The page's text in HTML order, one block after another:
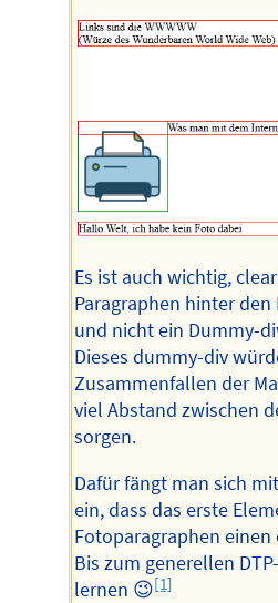
Es ist auch wichtig,
Paragraphen hinter
und nicht ein Dummy-
Dieses dummy-div
Zusammenfallen der
viel Abstand zwischen
sorgen.
Dafür fängt man sich
ein, dass das erste
Fotoparagraphen einen
Bis zum generellen
lernen 😉[1]